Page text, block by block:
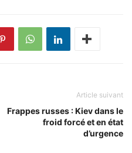
Article suivant
Frappes russes : Kiev dans le
froid forcé et en état
d’urgence